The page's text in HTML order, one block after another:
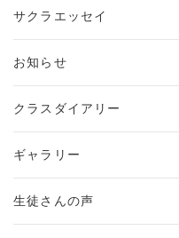
サクラエッセイ
お知らせ
クラスダイアリー
ギャラリー
生徒さんの声